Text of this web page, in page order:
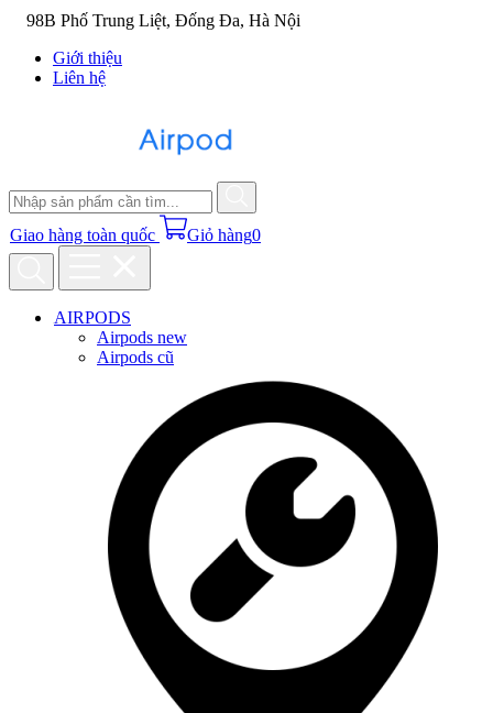
98B Phố Trung Liệt, Đống Đa, Hà Nội
Giới thiệu
Liên hệ
Giao hàng toàn quốc Giỏ hàng0
AIRPODS
Airpods new
Airpods cũ